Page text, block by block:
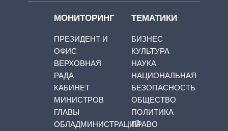
МОНИТОРИНГ
ПРЕЗИДЕНТ И
ОФИС
ВЕРХОВНАЯ
РАДА
КАБИНЕТ
МИНИСТРОВ
ГЛАВЫ
ОБЛАДМИНИСТРАЦИЙ
ТЕМАТИКИ
БИЗНЕС
КУЛЬТУРА
НАУКА
НАЦИОНАЛЬНАЯ
БЕЗОПАСНОСТЬ
ОБЩЕСТВО
ПОЛИТИКА
ПРАВО